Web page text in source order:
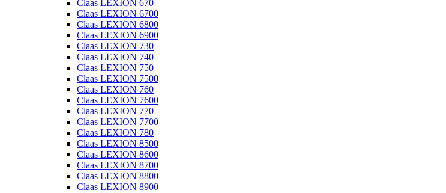
Claas LEXION 670
Claas LEXION 6700
Claas LEXION 6800
Claas LEXION 6900
Claas LEXION 730
Claas LEXION 740
Claas LEXION 750
Claas LEXION 7500
Claas LEXION 760
Claas LEXION 7600
Claas LEXION 770
Claas LEXION 7700
Claas LEXION 780
Claas LEXION 8500
Claas LEXION 8600
Claas LEXION 8700
Claas LEXION 8800
Claas LEXION 8900